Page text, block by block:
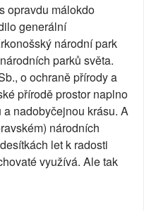
opravdu málokdo
generální
národní park
parků světa.
o ochraně přírody a
přírodě prostor naplno
nadobyčejnou krásu. A
národních
let k radosti
využívá. Ale tak